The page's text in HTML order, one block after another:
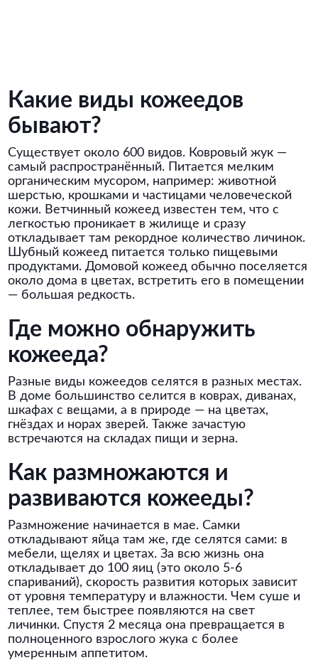
Какие виды кожеедов
бывают?
Существует около 600 видов. Ковровый жук —
самый распространённый. Питается мелким
органическим мусором, например: животной
шерстью, крошками и частицами человеческой
кожи. Ветчинный кожеед известен тем, что с
легкостью проникает в жилище и сразу
откладывает там рекордное количество личинок.
Шубный кожеед питается только пищевыми
продуктами. Домовой кожеед обычно поселяется
около дома в цветах, встретить его в помещении
— большая редкость.
Где можно обнаружить
кожееда?
Разные виды кожеедов селятся в разных местах.
В доме большинство селится в коврах, диванах,
шкафах с вещами, а в природе — на цветах,
гнёздах и норах зверей. Также зачастую
встречаются на складах пищи и зерна.
Как размножаются и
развиваются кожееды?
Размножение начинается в мае. Самки
откладывают яйца там же, где селятся сами: в
мебели, щелях и цветах. За всю жизнь она
откладывает до 100 яиц (это около 5-6
спариваний), скорость развития которых зависит
от уровня температуру и влажности. Чем суше и
теплее, тем быстрее появляются на свет
личинки. Спустя 2 месяца она превращается в
полноценного взрослого жука с более
умеренным аппетитом.